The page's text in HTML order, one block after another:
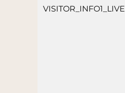
VISITOR_INFO1_LIVE